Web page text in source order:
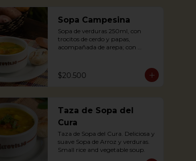
cheese.
Sopa Campesina
Sopa de verduras 250ml, con
trocitos de cerdo y papas,
acompañada de arepa; con
chunks and potatoes,
accompanied by arepa; with pork
$20.500
Taza de Sopa del
Cura
Taza de Sopa del Cura. Deliciosa y
suave Sopa de Arroz y verduras.
Small rice and vegetable soup.